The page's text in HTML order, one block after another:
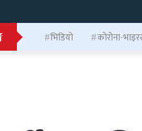
भिडियो कोरोना-